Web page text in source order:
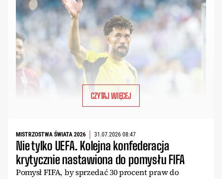
CZYTAJ WIĘCEJ
MISTRZOSTWA ŚWIATA 2026 31.07.2026 08:47
Nie tylko UEFA. Kolejna konfederacja
krytycznie nastawiona do pomysłu FIFA
Pomysł FIFA, by sprzedać 30 procent praw do